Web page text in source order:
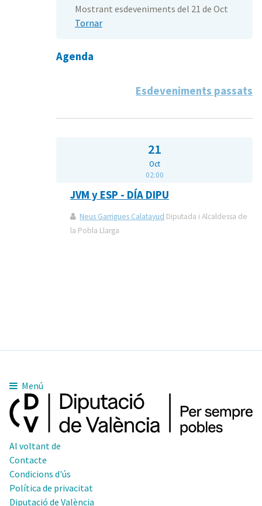
Mostrant esdeveniments del 21 de Oct
Tornar
Agenda
Esdeveniments passats
21
Oct
02:00
JVM y ESP - DÍA DIPU
Neus Garrigues Calatayud Diputada i Alcaldessa de
la Pobla Llarga
Menú
Al voltant de
Contacte
Condicions d'ús
Política de privacitat
Diputació de València